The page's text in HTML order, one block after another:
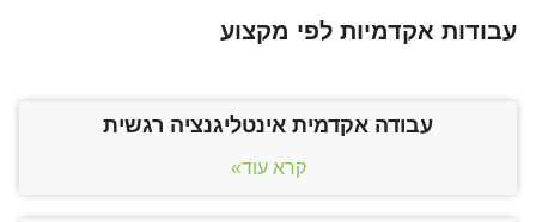
עבודות אקדמיות לפי מקצוע
עבודה אקדמית אינטליגנציה רגשית
קרא עוד»